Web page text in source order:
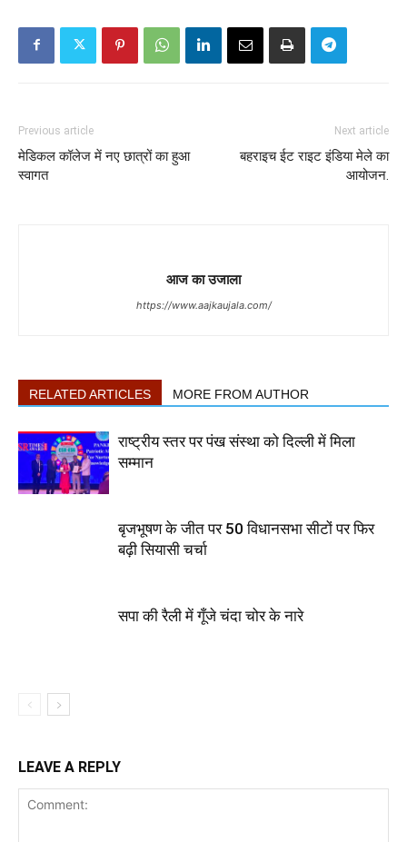
Previous article
मेडिकल कॉलेज में नए छात्रों का हुआ
स्वागत
Next article
बहराइच ईट राइट इंडिया मेले का
आयोजन.
आज का उजाला
https://www.aajkaujala.com/
RELATED ARTICLES MORE FROM AUTHOR
राष्ट्रीय स्तर पर पंख संस्था को दिल्ली में मिला
सम्मान
बृजभूषण के जीत पर 50 विधानसभा सीटों पर फिर
बढ़ी सियासी चर्चा
सपा की रैली में गूँजे चंदा चोर के नारे
LEAVE A REPLY